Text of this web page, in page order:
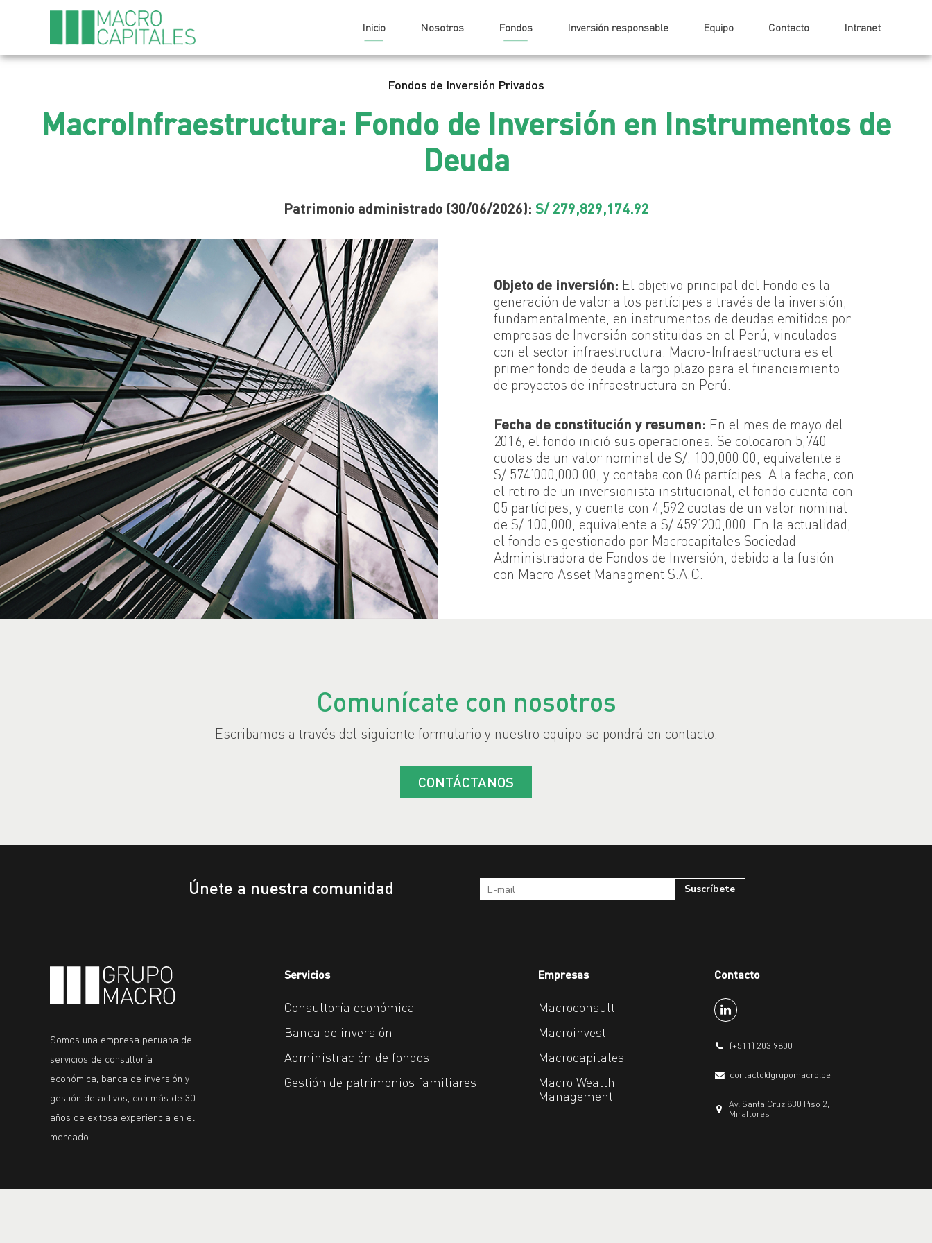
Inicio Nosotros Fondos Inversión responsable Equipo Contacto Intranet
Fondos de Inversión Privados
MacroInfraestructura: Fondo de Inversión en Instrumentos de
Deuda
Patrimonio administrado (30/06/2026): S/ 279,829,174.92
Objeto de inversión: El objetivo principal del Fondo es la
generación de valor a los partícipes a través de la inversión,
fundamentalmente, en instrumentos de deudas emitidos por
empresas de Inversión constituidas en el Perú, vinculados
con el sector infraestructura. Macro-Infraestructura es el
primer fondo de deuda a largo plazo para el financiamiento
de proyectos de infraestructura en Perú.
Fecha de constitución y resumen: En el mes de mayo del
2016, el fondo inició sus operaciones. Se colocaron 5,740
cuotas de un valor nominal de S/. 100,000.00, equivalente a
S/ 574’000,000.00, y contaba con 06 partícipes. A la fecha, con
el retiro de un inversionista institucional, el fondo cuenta con
05 partícipes, y cuenta con 4,592 cuotas de un valor nominal
de S/ 100,000, equivalente a S/ 459’200,000. En la actualidad,
el fondo es gestionado por Macrocapitales Sociedad
Administradora de Fondos de Inversión, debido a la fusión
con Macro Asset Managment S.A.C.
Comunícate con nosotros
Escribamos a través del siguiente formulario y nuestro equipo se pondrá en contacto.
CONTÁCTANOS
Únete a nuestra comunidad
Somos una empresa peruana de
servicios de consultoría
económica, banca de inversión y
gestión de activos, con más de 30
años de exitosa experiencia en el
mercado.
Servicios
Consultoría económica
Banca de inversión
Administración de fondos
Gestión de patrimonios familiares
Empresas
Macroconsult
Macroinvest
Macrocapitales
Macro Wealth
Management
Contacto
(+511) 203 9800
contacto@grupomacro.pe
Av. Santa Cruz 830 Piso 2,
Miraflores